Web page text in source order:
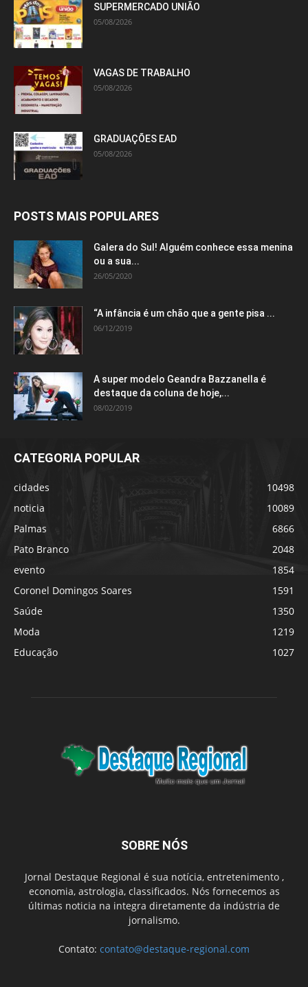
SUPERMERCADO UNIÃO
05/08/2026
VAGAS DE TRABALHO
05/08/2026
GRADUAÇÕES EAD
05/08/2026
POSTS MAIS POPULARES
Galera do Sul! Alguém conhece essa menina
ou a sua...
26/05/2020
“A infância é um chão que a gente pisa ...
06/12/2019
A super modelo Geandra Bazzanella é
destaque da coluna de hoje,...
08/02/2019
CATEGORIA POPULAR
cidades
10498
noticia
10089
Palmas
6866
Pato Branco
2048
evento
1854
Coronel Domingos Soares
1591
Saúde
1350
Moda
1219
Educação
1027
SOBRE NÓS
Jornal Destaque Regional é sua notícia, entretenimento ,
economia, astrologia, classificados. Nós fornecemos as
últimas noticia na integra diretamente da indústria de
jornalismo.
Contato: contato@destaque-regional.com